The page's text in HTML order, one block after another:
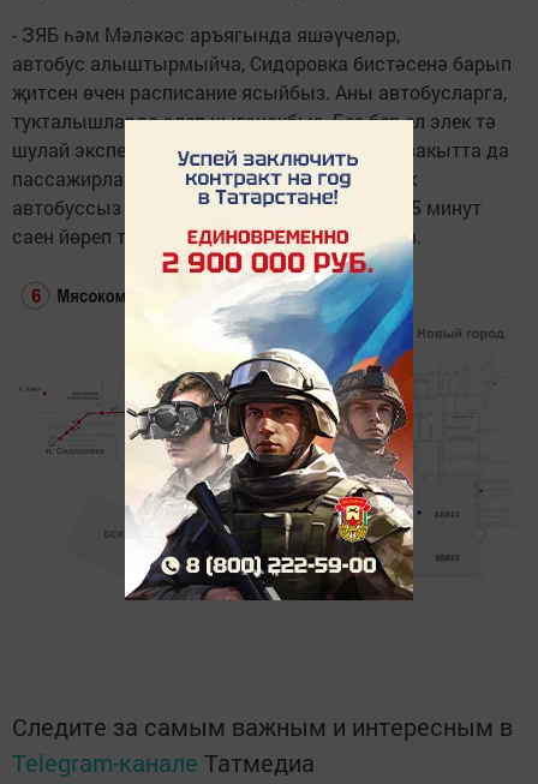
- ЗЯБ һәм Мәләкәс аръягында яшәүчеләр,
автобус алыштырмыйча, Сидоровка бистәсенә барып
җитсен өчен расписание ясыйбыз. Аны автобусларга,
тукталышларда элеп чыгачакбыз. Без бер ел элек тә
шулай эксперимент ясап караган идек. Ул вакытта да
пассажирлар күп булмады. Шулай да халык
автобуссыз калмаячак. 6нчы маршрут 10-15 минут
саен йөреп торачак, - ди Максим Парамонов.
Следите за самым важным и интересным в
Telegram-канале Татмедиа